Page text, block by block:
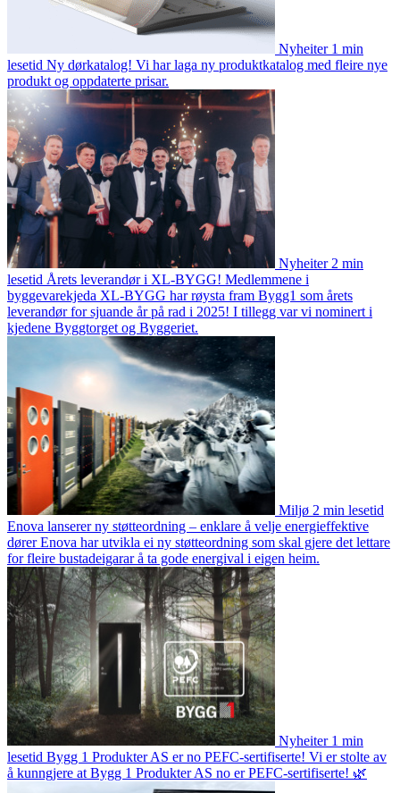
Nyheiter 1 min
lesetid Ny dørkatalog! Vi har laga ny produktkatalog med fleire nye
produkt og oppdaterte prisar.
Nyheiter 2 min
lesetid Årets leverandør i XL-BYGG! Medlemmene i
byggevarekjeda XL-BYGG har røysta fram Bygg1 som årets
leverandør for sjuande år på rad i 2025! I tillegg var vi nominert i
kjedene Byggtorget og Byggeriet.
Miljø 2 min lesetid
Enova lanserer ny støtteordning – enklare å velje energieffektive
dørerEnova har utvikla ei ny støtteordning som skal gjere det lettare
for fleire bustadeigarar å ta gode energival i eigen heim.
Nyheiter 1 min
lesetid Bygg 1 Produkter AS er no PEFC-sertifiserte! Vi er stolte av
å kunngjere at Bygg 1 Produkter AS no er PEFC-sertifiserte! 🌿